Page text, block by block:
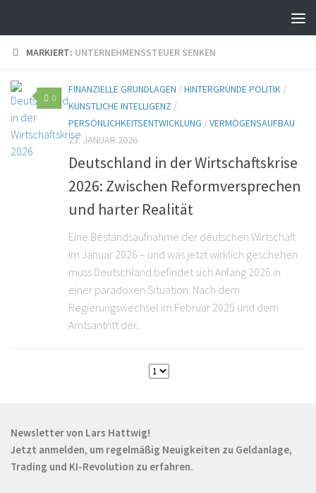
MARKIERT: UNTERNEHMENSSTEUER SENKEN
0
FINANZIELLE GRUNDLAGEN /HINTERGRÜNDE POLITIK /
KÜNSTLICHE INTELLIGENZ /
PERSÖNLICHKEITSENTWICKLUNG /VERMÖGENSAUFBAU
23. JANUAR 2026
Deutschland in der Wirtschaftskrise
2026: Zwischen Reformversprechen
und harter Realität
Eine Bestandsaufnahme der deutschen Wirtschaft
im Januar 2026 – und was jetzt wirklich geschehen
muss Deutschland befindet sich Anfang 2026 in
einer paradoxen Situation: Nach dem
Regierungswechsel im Februar 2025 und dem
Amtsantritt der...
Newsletter von Lars Hattwig!
Jetzt anmelden, um regelmäßig Neuigkeiten zu Geldanlage,
Trading und KI-Revolution zu erfahren.